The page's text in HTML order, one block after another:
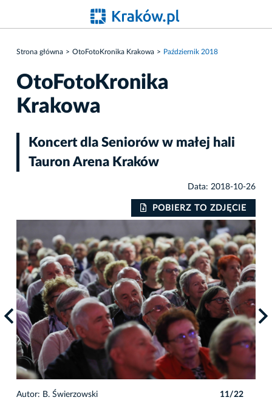
Strona główna OtoFotoKronika Krakowa Październik 2018
OtoFotoKronika
Krakowa
Koncert dla Seniorów w małej hali
Tauron Arena Kraków
Data: 2018-10-26
POBIERZ TO ZDJĘCIE
Autor: B. Świerzowski 11/22